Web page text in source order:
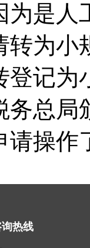
为是人
转为
登记为
务总
请操作
询热线